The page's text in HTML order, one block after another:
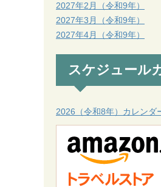
2027年2月（令和9年）
2027年3月（令和9年）
2027年4月（令和9年）
スケジュール
2026（令和8年）カレンダ